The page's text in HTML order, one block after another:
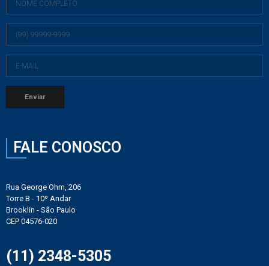
FALE CONOSCO
Rua George Ohm, 206
Torre B - 10º Andar
Brooklin - São Paulo
CEP 04576-020
(11) 2348-5305